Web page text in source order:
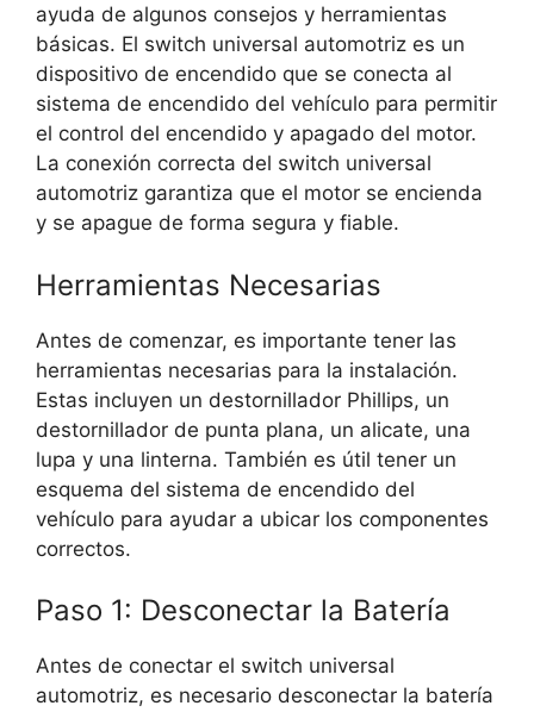
ayuda de algunos consejos y herramientas
básicas. El switch universal automotriz es un
dispositivo de encendido que se conecta al
sistema de encendido del vehículo para permitir
el control del encendido y apagado del motor.
La conexión correcta del switch universal
automotriz garantiza que el motor se encienda
y se apague de forma segura y fiable.
Herramientas Necesarias
Antes de comenzar, es importante tener las
herramientas necesarias para la instalación.
Estas incluyen un destornillador Phillips, un
destornillador de punta plana, un alicate, una
lupa y una linterna. También es útil tener un
esquema del sistema de encendido del
vehículo para ayudar a ubicar los componentes
correctos.
Paso 1: Desconectar la Batería
Antes de conectar el switch universal
automotriz, es necesario desconectar la batería